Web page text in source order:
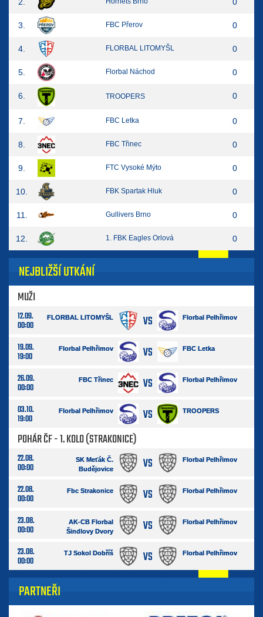
3. FBC Přerov 0
4. FLORBAL LITOMYŠL 0
5. Florbal Náchod 0
6. TROOPERS 0
7. FBC Letka 0
8. FBC Třinec 0
9. FTC Vysoké Mýto 0
10. FBK Spartak Hluk 0
11. Gullivers Brno 0
12. 1. FBK Eagles Orlová 0
NEJBLIŽŠÍ UTKÁNÍ
MUŽI
12.09.
00:00
FLORBAL LITOMYŠL VS Florbal Pelhřimov
19.09.
19:00
Florbal Pelhřimov VS FBC Letka
26.09.
00:00
FBC Třinec VS Florbal Pelhřimov
03.10.
19:00
Florbal Pelhřimov VS TROOPERS
POHÁR ČF - 1. KOLO (STRAKONICE)
22.08.
00:00
SK Meťák Č.
Budějovice
VS Florbal Pelhřimov
22.08.
00:00
Fbc Strakonice VS Florbal Pelhřimov
23.08.
00:00
AK-CB Florbal
Šindlovy Dvory
VS Florbal Pelhřimov
23.08.
00:00
TJ Sokol Dobříš VS Florbal Pelhřimov
PARTNEŘI